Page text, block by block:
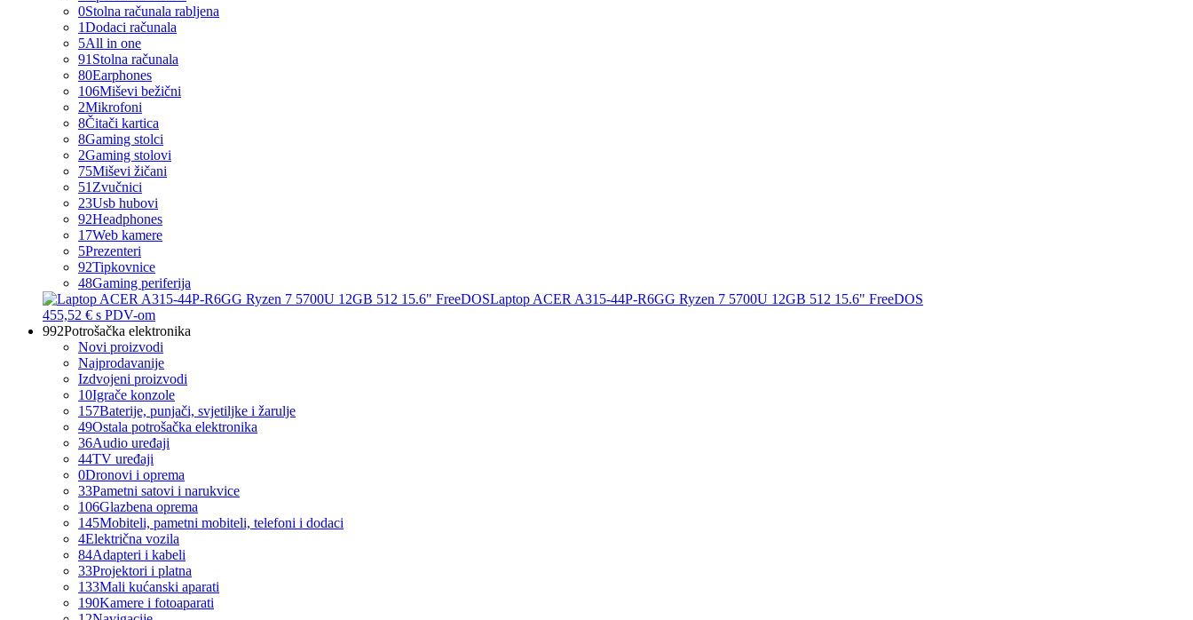
0Stolna računala rabljena
1Dodaci računala
5All in one
91 Stolna računala
80Earphones
106Miševi bežični
2Mikrofoni
8Čitači kartica
8Gaming stolci
2Gaming stolovi
75Miševi žičani
51 Zvučnici
23Usb hubovi
92Headphones
17Web kamere
5Prezenteri
92Tipkovnice
48Gaming periferija
Laptop ACER A315-44P-R6GG Ryzen 7 5700U 12GB 512 15.6" FreeDOS
455,52 € s PDV-om
992Potrošačka elektronika
Novi proizvodi
Najprodavanije
Izdvojeni proizvodi
10Igrače konzole
157Baterije, punjači, svjetiljke i žarulje
49Ostala potrošačka elektronika
36Audio uređaji
44TV uređaji
0Dronovi i oprema
33Pametni satovi i narukvice
106Glazbena oprema
145Mobiteli, pametni mobiteli, telefoni i dodaci
4Električna vozila
84Adapteri i kabeli
33Projektori i platna
133Mali kućanski aparati
190Kamere i fotoaparati